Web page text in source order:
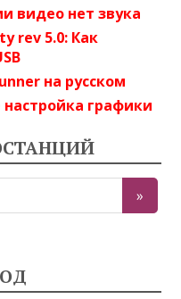
видео нет звука
rev 5.0: Как
на русском
графики